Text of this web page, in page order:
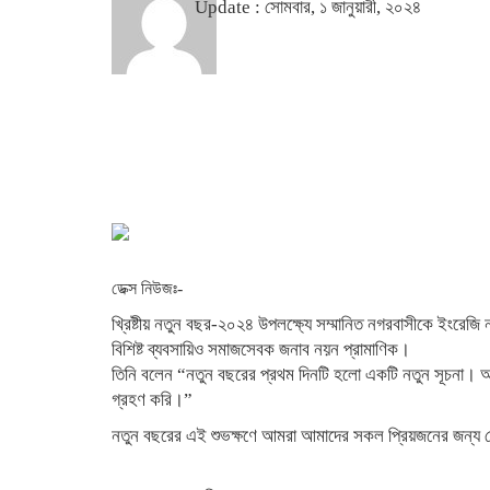
Update : সোমবার, ১ জানুয়ারী, ২০২৪
ডেক্স নিউজঃ-
খ্রিষ্টীয় নতুন বছর-২০২৪ উপলক্ষ্যে সম্মানিত নগরবাসীকে ইংরেজি
বিশিষ্ট ব্যবসায়িও সমাজসেবক জনাব নয়ন প্রামাণিক।
তিনি বলেন “নতুন বছরের প্রথম দিনটি হলো একটি নতুন সূচনা।
গ্রহণ করি।”
নতুন বছরের এই শুভক্ষণে আমরা আমাদের সকল প্রিয়জনের জন্য